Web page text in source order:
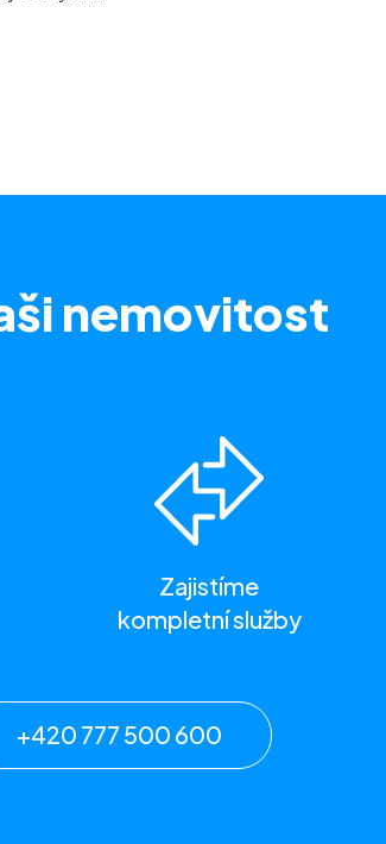
nemovitost
Zajistíme
kompletní služby
+420 777 500 600